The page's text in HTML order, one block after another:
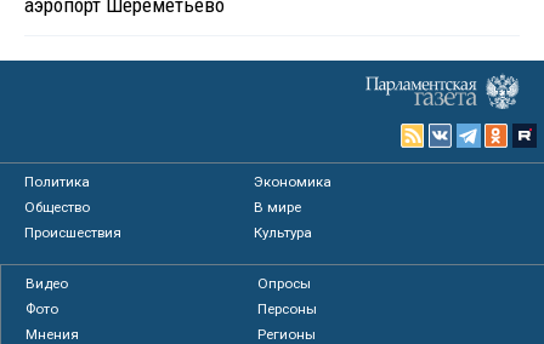
Политика
Экономика
Общество
В мире
Происшествия
Культура
Видео
Опросы
Фото
Персоны
Мнения
Регионы